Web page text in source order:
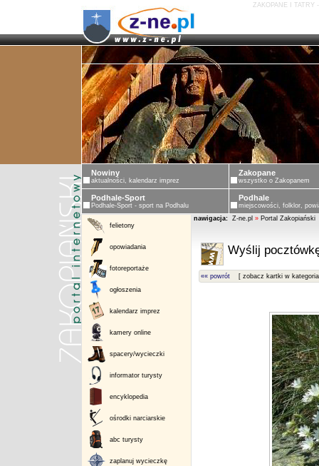
ZAKOPANE I TATRY
Nowiny
aktualności, kalendarz imprez
Zakopane
wszystko o Zakopanem
Podhale-Sport
Podhale-Sport - sport na Podhalu
Podhale
miejscowości, folklor,
felietony
opowiadania
fotoreportaże
ogłoszenia
kalendarz imprez
kamery online
spacery/wycieczki
informator turysty
encyklopedia
ośrodki narciarskie
abc turysty
zaplanuj wycieczkę
nawigacja: Z-ne.pl » Portal Zakopiański
Wyślij
«« powrót [ zobacz kartki w